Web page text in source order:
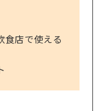
食店で使える